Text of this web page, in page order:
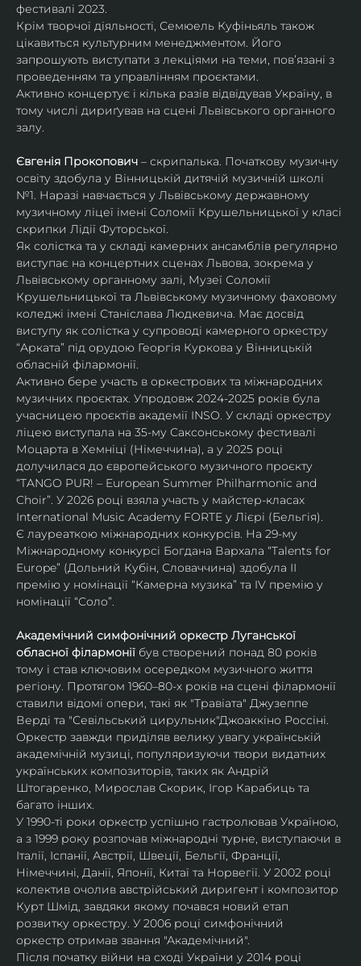
фестивалі 2023.
Крім творчої діяльності, Семюель Куфіньяль також
цікавиться культурним менеджментом. Його
запрошують виступати з лекціями на теми, пов’язані з
проведенням та управлінням проєктами.
Активно концертує і кілька разів відвідував Україну, в
тому числі дириґував на сцені Львівського органного
залу.
Євгенія Прокопович – скрипалька. Початкову музичну
освіту здобула у Вінницькій дитячій музичній школі
№1. Наразі навчається у Львівському державному
музичному ліцеї імені Соломії Крушельницької у класі
скрипки Лідії Футорської.
Як солістка та у складі камерних ансамблів регулярно
виступає на концертних сценах Львова, зокрема у
Львівському органному залі, Музеї Соломії
Крушельницької та Львівському музичному фаховому
коледжі імені Станіслава Людкевича. Має досвід
виступу як солістка у супроводі камерного оркестру
“Арката” під орудою Георгія Куркова у Вінницькій
обласній філармонії.
Активно бере участь в оркестрових та міжнародних
музичних проєктах. Упродовж 2024-2025 років була
учасницею проєктів академії INSO. У складі оркестру
ліцею виступала на 35-му Саксонському фестивалі
Моцарта в Хемніці (Німеччина), а у 2025 році
долучилася до європейського музичного проєкту
“TANGO PUR! – European Summer Philharmonic and
Choir”. У 2026 році взяла участь у майстер-класах
International Music Academy FORTE у Лієрі (Бельгія).
Є лауреаткою міжнародних конкурсів. На 29-му
Міжнародному конкурсі Богдана Вархала “Talents for
Europe” (Дольний Кубін, Словаччина) здобула ІІ
премію у номінації “Камерна музика” та IV премію у
номінації “Соло”.
Академічний симфонічний оркестр Луганської
обласної філармонії був створений понад 80 років
тому і став ключовим осередком музичного життя
регіону. Протягом 1960–80-х років на сцені філармонії
ставили відомі опери, такі як "Травіата" Джузеппе
Верді та "Севільський цирульник"Джоаккіно Россіні.
Оркестр завжди приділяв велику увагу українській
академічній музиці, популяризуючи твори видатних
українських композиторів, таких як Андрій
Штогаренко, Мирослав Скорик, Ігор Карабиць та
багато інших.
У 1990-ті роки оркестр успішно гастролював Україною,
а з 1999 року розпочав міжнародні турне, виступаючи в
Італії, Іспанії, Австрії, Швеції, Бельгії, Франції,
Німеччині, Данії, Японії, Китаї та Норвегії. У 2002 році
колектив очолив австрійський диригент і композитор
Курт Шмід, завдяки якому почався новий етап
розвитку оркестру. У 2006 році симфонічний
оркестр отримав звання "Академічний".
Після початку війни на сході України у 2014 році